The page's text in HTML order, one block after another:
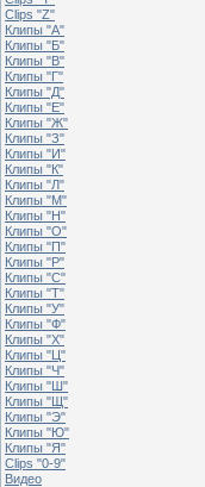
Clips "Z"
Клипы "А"
Клипы "Б"
Клипы "В"
Клипы "Г"
Клипы "Д"
Клипы "Е"
Клипы "Ж"
Клипы "З"
Клипы "И"
Клипы "К"
Клипы "Л"
Клипы "М"
Клипы "Н"
Клипы "О"
Клипы "П"
Клипы "Р"
Клипы "С"
Клипы "Т"
Клипы "У"
Клипы "Ф"
Клипы "Х"
Клипы "Ц"
Клипы "Ч"
Клипы "Ш"
Клипы "Щ"
Клипы "Э"
Клипы "Ю"
Клипы "Я"
Clips "0-9"
Видео